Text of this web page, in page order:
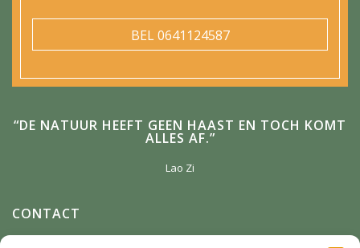
BEL0641124587
“DE NATUUR HEEFT GEEN HAAST EN TOCH KOMT
ALLES AF.”
Lao Zi
CONTACT